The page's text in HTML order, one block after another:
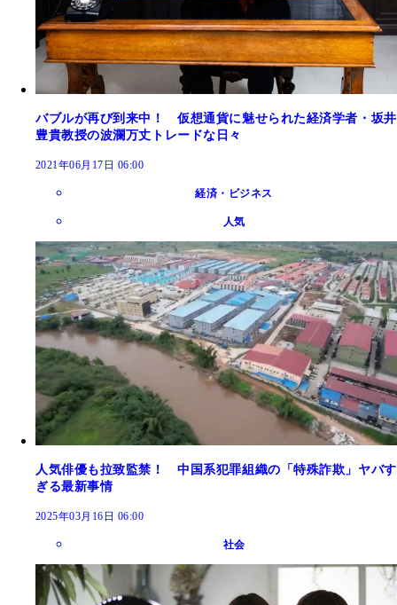
バブルが再び到来中！ 仮想通貨に魅せられた経済学者・坂井
豊貴教授の波瀾万丈トレードな日々
2021年06月17日 06:00
経済・ビジネス
人気
人気俳優も拉致監禁！ 中国系犯罪組織の「特殊詐欺」ヤバす
ぎる最新事情
2025年03月16日 06:00
社会